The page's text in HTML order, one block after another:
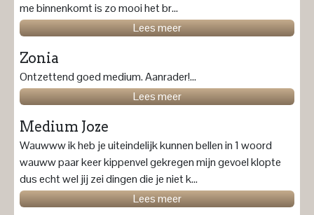
me binnenkomt is zo mooi het br...
Lees meer
Zonia
Ontzettend goed medium. Aanrader!...
Lees meer
Medium Joze
Wauwww ik heb je uiteindelijk kunnen bellen in 1 woord
wauww paar keer kippenvel gekregen mijn gevoel klopte
dus echt wel jij zei dingen die je niet k...
Lees meer